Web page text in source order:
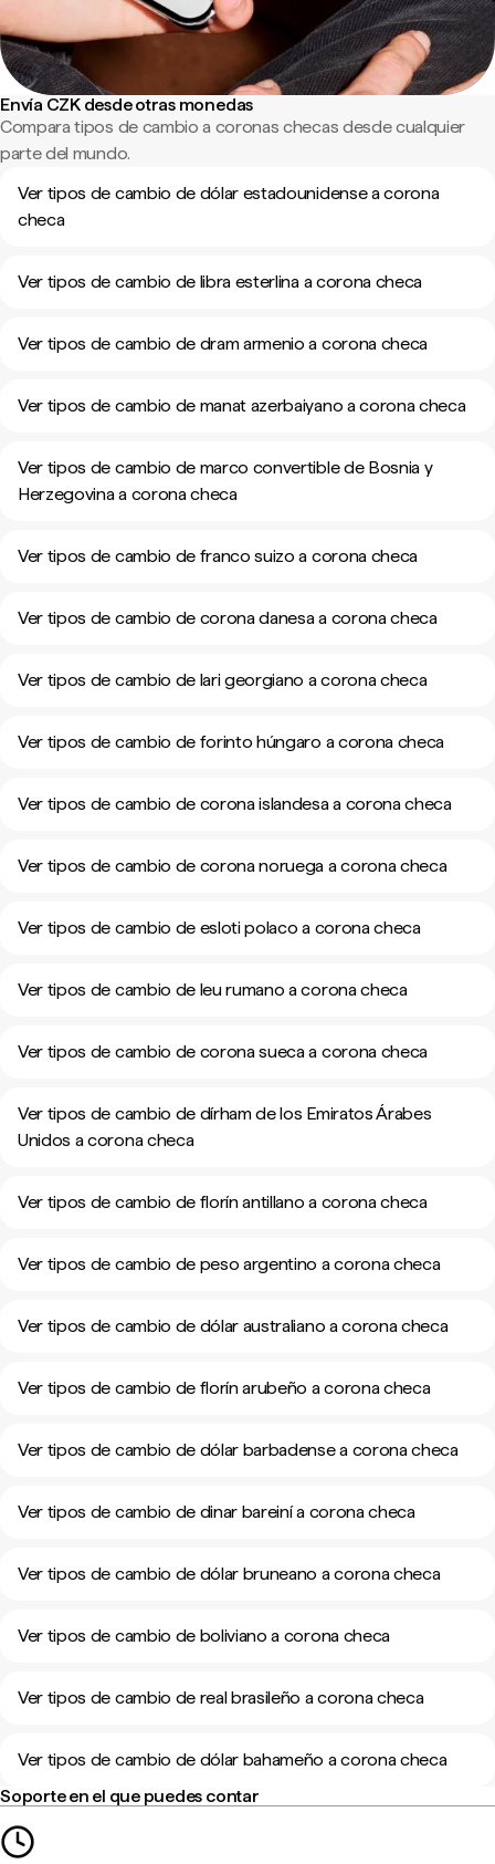
Envía CZK desde otras monedas
Compara tipos de cambio a coronas checas desde cualquier
parte del mundo.
Ver tipos de cambio de dólar estadounidense a corona
checa
Ver tipos de cambio de libra esterlina a corona checa
Ver tipos de cambio de dram armenio a corona checa
Ver tipos de cambio de manat azerbaiyano a corona checa
Ver tipos de cambio de marco convertible de Bosnia y
Herzegovina a corona checa
Ver tipos de cambio de franco suizo a corona checa
Ver tipos de cambio de corona danesa a corona checa
Ver tipos de cambio de lari georgiano a corona checa
Ver tipos de cambio de forinto húngaro a corona checa
Ver tipos de cambio de corona islandesa a corona checa
Ver tipos de cambio de corona noruega a corona checa
Ver tipos de cambio de esloti polaco a corona checa
Ver tipos de cambio de leu rumano a corona checa
Ver tipos de cambio de corona sueca a corona checa
Ver tipos de cambio de dírham de los Emiratos Árabes
Unidos a corona checa
Ver tipos de cambio de florín antillano a corona checa
Ver tipos de cambio de peso argentino a corona checa
Ver tipos de cambio de dólar australiano a corona checa
Ver tipos de cambio de florín arubeño a corona checa
Ver tipos de cambio de dólar barbadense a corona checa
Ver tipos de cambio de dinar bareiní a corona checa
Ver tipos de cambio de dólar bruneano a corona checa
Ver tipos de cambio de boliviano a corona checa
Ver tipos de cambio de real brasileño a corona checa
Ver tipos de cambio de dólar bahameño a corona checa
Soporte en el que puedes contar